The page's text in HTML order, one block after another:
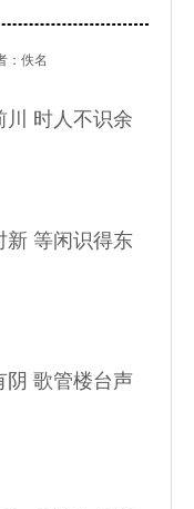
：佚名
川 时人不识余
新 等闲识得东
阴 歌管楼台声